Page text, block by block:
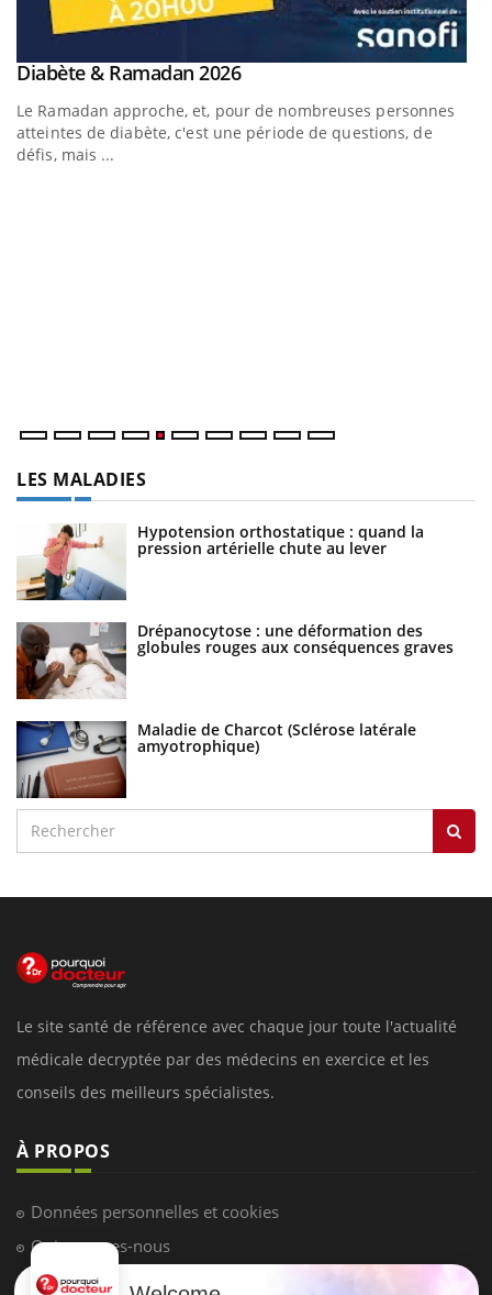
Youtube
Diabète & Ramadan 2026Youtube
Le Ramadan approche, et, pour de nombreuses personnes
atteintes de diabète, c'est une période de questions, de
défis, mais ...
LES MALADIES
Hypotension orthostatique : quand la
pression artérielle chute au lever
Drépanocytose : une déformation des
globules rouges aux conséquences graves
Maladie de Charcot (Sclérose latérale
amyotrophique)
Le site santé de référence avec chaque jour toute l'actualité
médicale decryptée par des médecins en exercice et les
conseils des meilleurs spécialistes.
À PROPOS
Données personnelles et cookies
Qui sommes-nous
Conditions d'utilisation